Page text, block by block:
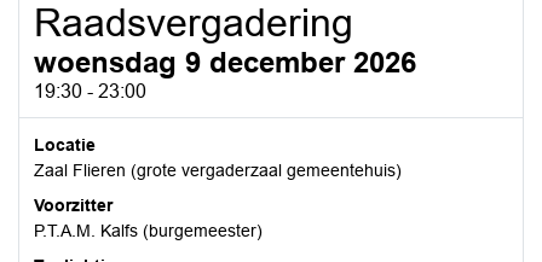
Raadsvergadering
woensdag 9 december 2026
19:30 - 23:00
Locatie
Zaal Flieren (grote vergaderzaal gemeentehuis)
Voorzitter
P.T.A.M. Kalfs (burgemeester)